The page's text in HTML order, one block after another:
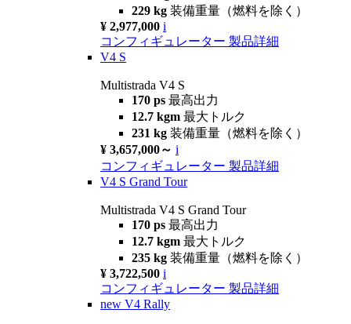
229 kg 装備重量（燃料を除く）
¥ 2,977,000 i
コンフィギュレーター 製品詳細
V4 S
Multistrada V4 S
170 ps 最高出力
12.7 kgm 最大トルク
231 kg 装備重量（燃料を除く）
¥ 3,657,000～ i
コンフィギュレーター 製品詳細
V4 S Grand Tour
Multistrada V4 S Grand Tour
170 ps 最高出力
12.7 kgm 最大トルク
235 kg 装備重量（燃料を除く）
¥ 3,722,500 i
コンフィギュレーター 製品詳細
new V4 Rally